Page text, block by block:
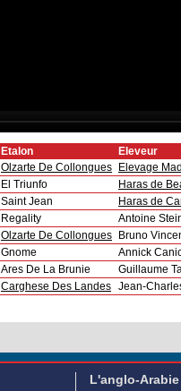
Etalon
Eleveur
Olzarte De Collongues
Elevage
El Triunfo
Haras de
Saint Jean
Haras de
Regality
Antoine
Olzarte De Collongues
Bruno
Gnome
Annick
Ares De La Brunie
Guillaume
Carghese Des Landes Jean-
L'anglo-Arabie